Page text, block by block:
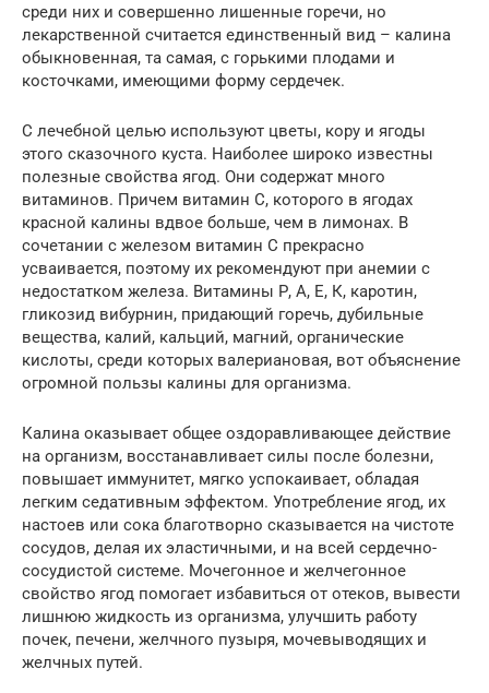
среди них и совершенно лишенные горечи, но
лекарственной считается единственный вид – калина
обыкновенная, та самая, с горькими плодами и
косточками, имеющими форму сердечек.
С лечебной целью используют цветы, кору и ягоды
этого сказочного куста. Наиболее широко известны
полезные свойства ягод. Они содержат много
витаминов. Причем витамин С, которого в ягодах
красной калины вдвое больше, чем в лимонах. В
сочетании с железом витамин C прекрасно
усваивается, поэтому их рекомендуют при анемии с
недостатком железа. Витамины Р, А, Е, К, каротин,
гликозид вибурнин, придающий горечь, дубильные
вещества, калий, кальций, магний, органические
кислоты, среди которых валериановая, вот объяснение
огромной пользы калины для организма.
Калина оказывает общее оздоравливающее действие
на организм, восстанавливает силы после болезни,
повышает иммунитет, мягко успокаивает, обладая
легким седативным эффектом. Употребление ягод, их
настоев или сока благотворно сказывается на чистоте
сосудов, делая их эластичными, и на всей сердечно-
сосудистой системе. Мочегонное и желчегонное
свойство ягод помогает избавиться от отеков, вывести
лишнюю жидкость из организма, улучшить работу
почек, печени, желчного пузыря, мочевыводящих и
желчных путей.